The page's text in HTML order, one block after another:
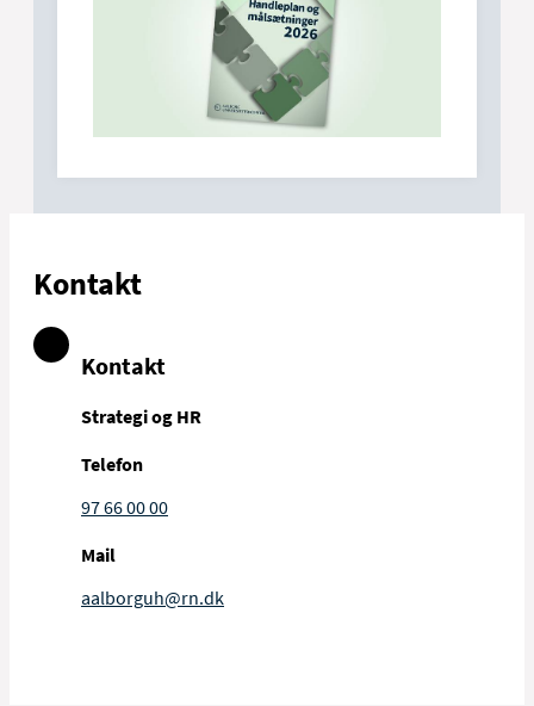
Kontakt
Kontakt
Strategi og HR
Telefon
97 66 00 00
Mail
aalborguh@rn.dk